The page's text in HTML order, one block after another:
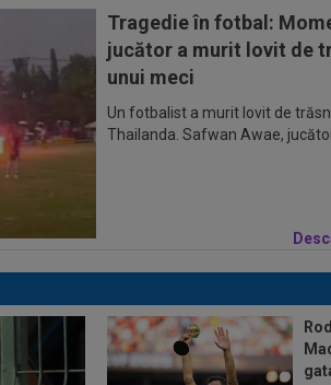
Tragedie în fotbal:
jucător a murit lovit de
unui meci
Un fotbalist a murit lovit de
Thailanda. Safwan Awae, jucător